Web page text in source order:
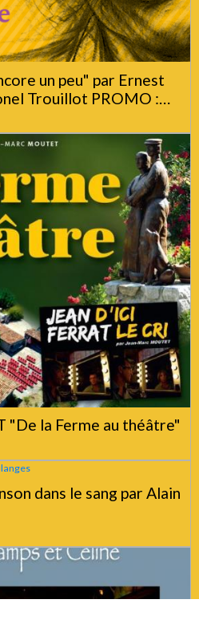
peu" par Ernest
Trouillot PROMO :
"De la Ferme au théâtre"